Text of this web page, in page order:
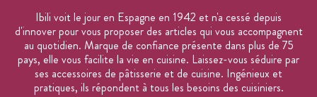
Ibili voit le jour en Espagne en 1942 et n'a cessé depuis
d'innover pour vous proposer des articles qui vous accompagnent
au quotidien. Marque de confiance présente dans plus de 75
pays, elle vous facilite la vie en cuisine. Laissez-vous séduire par
ses accessoires de pâtisserie et de cuisine. Ingénieux et
pratiques, ils répondent à tous les besoins des cuisiniers.